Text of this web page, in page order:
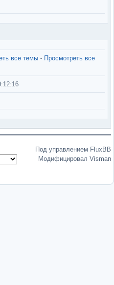
все темы - Просмотреть все
Под управлением FluxBB
Модифицировал Visman